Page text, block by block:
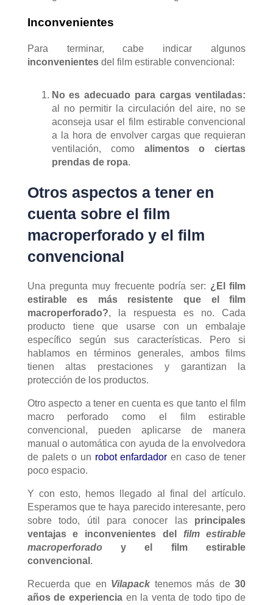
Inconvenientes
Para terminar, cabe indicar algunos
inconvenientes del film estirable convencional:
No es adecuado para cargas ventiladas:
al no permitir la circulación del aire, no se
aconseja usar el film estirable convencional
a la hora de envolver cargas que requieran
ventilación, como alimentos o ciertas
prendas de ropa.
Otros aspectos a tener en
cuenta sobre el film
macroperforado y el film
convencional
Una pregunta muy frecuente podría ser: ¿El film
estirable es más resistente que el film
macroperforado?, la respuesta es no. Cada
producto tiene que usarse con un embalaje
específico según sus características. Pero si
hablamos en términos generales, ambos films
tienen altas prestaciones y garantizan la
protección de los productos.
Otro aspecto a tener en cuenta es que tanto el film
macro perforado como el film estirable
convencional, pueden aplicarse de manera
manual o automática con ayuda de la envolvedora
de palets o un robot enfardador en caso de tener
poco espacio.
Y con esto, hemos llegado al final del artículo.
Esperamos que te haya parecido interesante, pero
sobre todo, útil para conocer las principales
ventajas e inconvenientes del film estirable
macroperforadoy el film estirable
convencional .
Recuerda que en Vilapack tenemos más de30
años de experiencia en la venta de todo tipo de